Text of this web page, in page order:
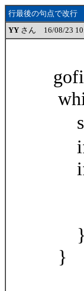
行最後の句点で改行
YY さん 16/08/23
if(
}
}